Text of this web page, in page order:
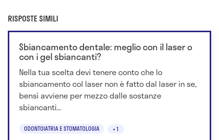
RISPOSTE SIMILI
Sbiancamento dentale: meglio con il laser o
con i gel sbiancanti?
Nella tua scelta devi tenere conto che lo
sbiancamento col laser non è fatto dal laser in se,
bensì avviene per mezzo dalle sostanze
sbiancanti...
ODONTOIATRIA E STOMATOLOGIA +1